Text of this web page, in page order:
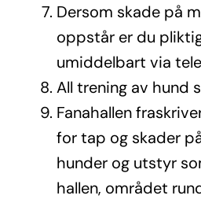
Dersom skade på
oppstår er du
umiddelbart via
All trening av hund
Fanahallen
for tap og skader
hunder og utstyr
hallen, området